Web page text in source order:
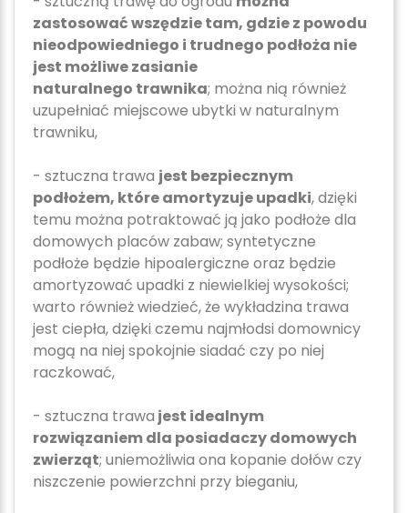
zastosować wszędzie tam, gdzie z powodu
nieodpowiedniego i trudnego podłoża nie
jest możliwe zasianie
naturalnego trawnika; można nią również
uzupełniać miejscowe ubytki w naturalnym
trawniku,
- sztuczna trawa jest bezpiecznym
podłożem, które amortyzuje upadki, dzięki
temu można potraktować ją jako podłoże dla
domowych placów zabaw; syntetyczne
podłoże będzie hipoalergiczne oraz będzie
amortyzować upadki z niewielkiej wysokości;
warto również wiedzieć, że wykładzina trawa
jest ciepła, dzięki czemu najmłodsi domownicy
mogą na niej spokojnie siadać czy po niej
raczkować,
- sztuczna trawa jest idealnym
rozwiązaniem dla posiadaczy domowych
zwierząt; uniemożliwia ona kopanie dołów czy
niszczenie powierzchni przy bieganiu,